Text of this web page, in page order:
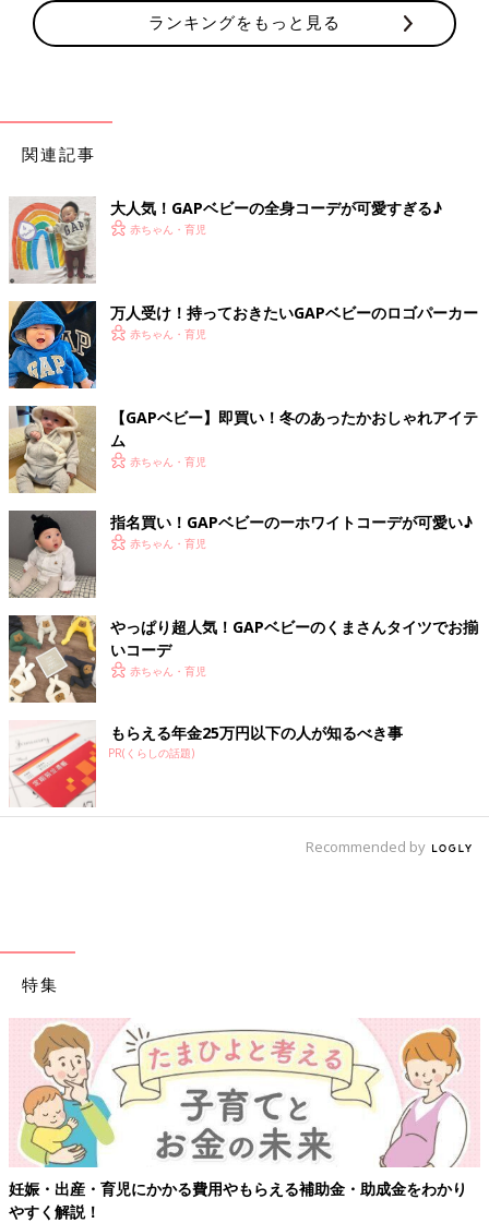
ランキングをもっと見る
関連記事
大人気！GAPベビーの全身コーデが可愛すぎる♪
赤ちゃん・育児
万人受け！持っておきたいGAPベビーのロゴパーカー
赤ちゃん・育児
【GAPベビー】即買い！冬のあったかおしゃれアイテ
ム
赤ちゃん・育児
指名買い！GAPベビーのーホワイトコーデが可愛い♪
赤ちゃん・育児
やっぱり超人気！GAPベビーのくまさんタイツでお揃
いコーデ
赤ちゃん・育児
もらえる年金25万円以下の人が知るべき事
PR(くらしの話題)
Recommended by
特集
妊娠・出産・育児にかかる費用やもらえる補助金・助成金をわかり
やすく解説！